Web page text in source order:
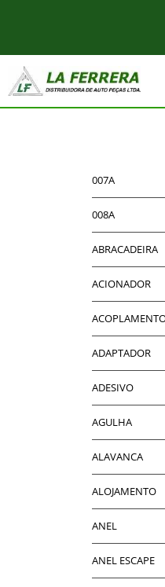
007A
008A
ABRACADEIRA
ACIONADOR
ADAPTADOR
ADESIVO
AGULHA
ALAVANCA
ALOJAMENTO
ANEL
ANEL ESCAPE